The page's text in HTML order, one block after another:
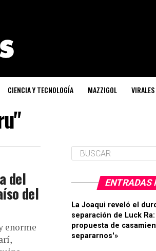
CIENCIA Y TECNOLOGÍA MAZZIGOL VIRALES
del
del
enorme
ENTRADAS
La Joaqui reveló el
separación de Luck
propuesta de
separarnos'»